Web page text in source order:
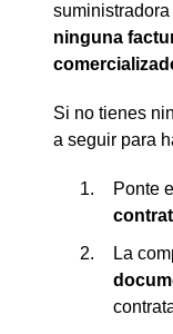
ninguna
Si no tienes
a seguir para
Ponte
La